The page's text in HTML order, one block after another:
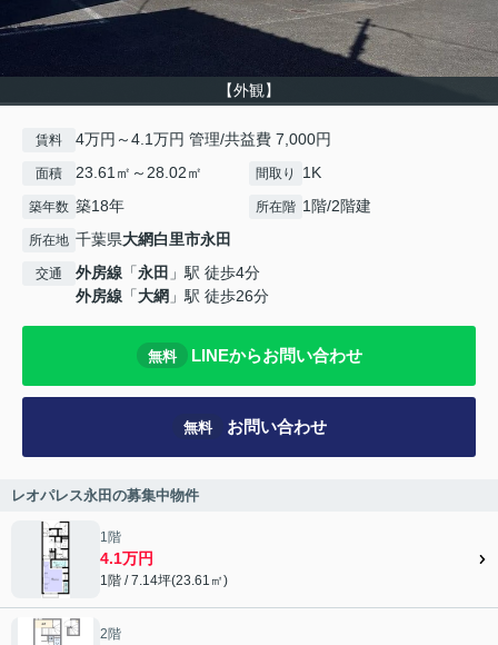
【外観】
賃料 4万円～4.1万円 管理/共益費 7,000円
面積 23.61㎡～28.02㎡ 間取り 1K
築年数 築18年 所在階 1階/2階建
所在地 千葉県大網白里市永田
交通 外房線 「永田 」駅 徒歩4分
外房線 「大網 」駅 徒歩26分
無料 LINEからお問い合わせ
無料 お問い合わせ
レオパレス永田の募集中物件
1階
4.1万円
1階 / 7.14坪(23.61㎡)
2階